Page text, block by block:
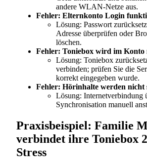
andere WLAN-Netze aus.
Fehler: Elternkonto Login
Lösung: Passwort
Adresse überprüfen oder
löschen.
Fehler: Toniebox wird im
Lösung: Toniebox
verbinden; prüfen Sie die
korrekt eingegeben wurde.
Fehler: Hörinhalte werden nicht
Lösung: Internetverbindung
Synchronisation manuell
Praxisbeispiel: Familie
verbindet ihre Toniebox
Stress